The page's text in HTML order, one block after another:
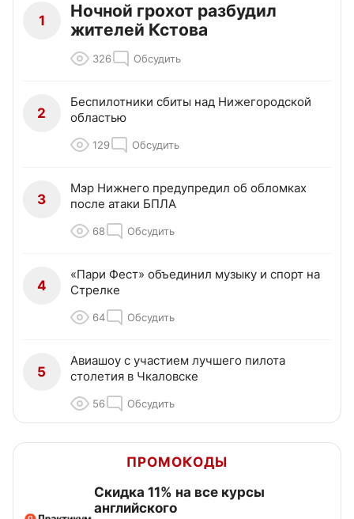
1
Ночной грохот разбудил
жителей Кстова
326 Обсудить
2
Беспилотники сбиты над Нижегородской
областью
129 Обсудить
3
Мэр Нижнего предупредил об обломках
после атаки БПЛА
68 Обсудить
4
«Пари Фест» объединил музыку и спорт на
Стрелке
64 Обсудить
5
Авиашоу с участием лучшего пилота
столетия в Чкаловске
56 Обсудить
ПРОМОКОДЫ
Скидка 11% на все курсы
английского